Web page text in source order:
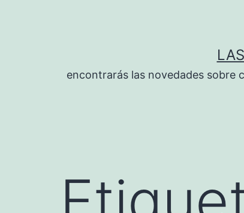
encontrarás las novedades sobre